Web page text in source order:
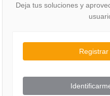
Deja tus soluciones y